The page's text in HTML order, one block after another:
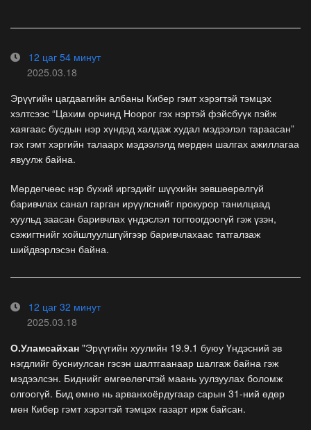
12 цаг 54 минут
2025.03.18
Эрүүгийн цагдаагийн албаны Кибер гэмт хэрэгтэй тэмцэх
хэлтсээс “Цахим орчинд Ноорог гэх нэртэй фэйсбүүк пэйж
хаягаас бусдын нэр хүндэд халдаж худал мэдээлэл тараасан”
гэх гэмт хэргийн талаарх мэдээлэлд мөрдөн шалгах ажиллагаа
явуулж байна.
Мөрдөгчөөс нэр бүхий иргэдийг шүүхийн зөвшөөрөлгүй
баривчлах санал гарган ирүүлснийг прокурор танилцаад
хуульд заасан баривчлах үндэслэл тогтоогдоогүй гэж үзэн,
сэжигтнийг хойшлуулшгүйгээр баривчлахаас татгалзаж
шийдвэрлэсэн байна.
12 цаг 32 минут
2025.03.18
О.Уламсайхан "Эрүүгийн хуулийн 19.9.1 буюу Үндэсний эв
нэгдлийг бусниулсан гэсэн шалтгаанаар шалгаж байна гэж
мэдээлсэн. Биднийг өмгөөлөгчтэй маань уулзуулах боломж
олгоогүй. Бид өмнө нь арванхоёрдугаар сарын 31-ний өдөр
мөн Кибер гэмт хэрэгтэй тэмцэх газарт ирж байсан.